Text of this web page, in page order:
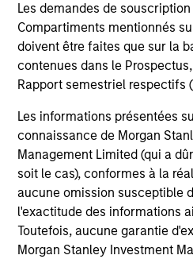
Les demandes de
Compartiments mentionnés
doivent être faites que sur la
contenues dans le
Rapport semestriel respectifs
Les informations présentées
connaissance de Morgan
Management Limited (qui a
soit le cas), conformes à la
aucune omission susceptible
l'exactitude des informations
Toutefois, aucune garantie
Morgan Stanley Investment
believes it is crucial to conduct
global basis. This also provides
attractive opportunities and
sufficient portfolio
3
Global Resources and
The team draws on the
Stanley’s global and regional
leveraging proprietary
research and interest rate